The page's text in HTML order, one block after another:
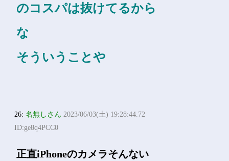
のコスパは抜けてるから
な
そういうことや
26:名無しさん 2023/06/03(土) 19:28:44.72
ID:ge8q4PCC0
正直iPhoneのカメラそんない